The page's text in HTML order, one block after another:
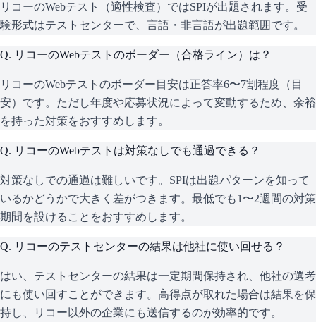
リコーのWebテスト（適性検査）ではSPIが出題されます。受
験形式はテストセンターで、言語・非言語が出題範囲です。
Q. リコーのWebテストのボーダー（合格ライン）は？
リコーのWebテストのボーダー目安は正答率6〜7割程度（目
安）です。ただし年度や応募状況によって変動するため、余裕
を持った対策をおすすめします。
Q. リコーのWebテストは対策なしでも通過できる？
対策なしでの通過は難しいです。SPIは出題パターンを知って
いるかどうかで大きく差がつきます。最低でも1〜2週間の対策
期間を設けることをおすすめします。
Q. リコーのテストセンターの結果は他社に使い回せる？
はい、テストセンターの結果は一定期間保持され、他社の選考
にも使い回すことができます。高得点が取れた場合は結果を保
持し、リコー以外の企業にも送信するのが効率的です。